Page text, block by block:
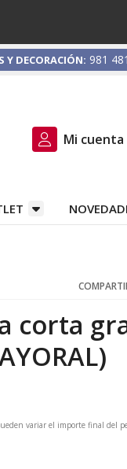
Y DECORACIÓN: 981
Mi cuenta
corta
variar el importe final del